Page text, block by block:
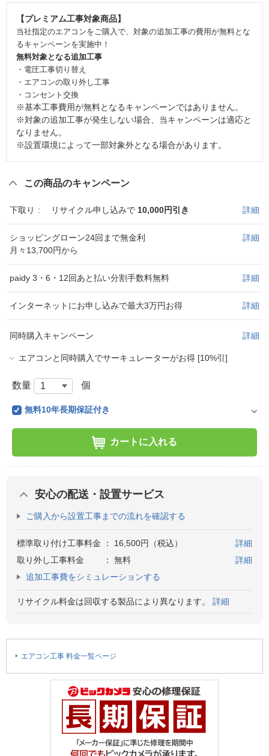
【プレミアム工事対象商品】
当社指定のエアコンをご購入で、対象の追加工事の費用が無料とな
るキャンペーンを実施中！
無料対象となる追加工事
・電圧工事切り替え
・エアコンの取り外し工事
・コンセント交換
※基本工事費用が無料となるキャンペーンではありません。
※対象の追加工事が発生しない場合、当キャンペーンは適応と
なりません。
※設置環境によって一部対象外となる場合があります。
この商品のキャンペーン
下取り リサイクル申し込みで 10,000円引き 詳細
ショッピングローン24回まで無金利
月々13,700円から
詳細
paidy 3・6・12回あと払い分割手数料無料 詳細
インターネットにお申し込みで最大3万円お得 詳細
同時購入キャンペーン 詳細
エアコンと同時購入でサーキュレーターがお得 [10%引]
数量 個
無料10年長期保証付き
カートに入れる
安心の配送・設置サービス
ご購入から設置工事までの流れを確認する
標準取り付け工事料金 ： 16,500円（税込）
詳細
取り外し工事料金
： 無料
詳細
追加工事費をシミュレーションする
リサイクル料金は回収する製品により異なります。 詳細
エアコン工事 料金一覧ページ